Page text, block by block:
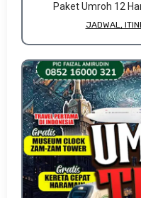
Paket Umroh 12
JADWAL,